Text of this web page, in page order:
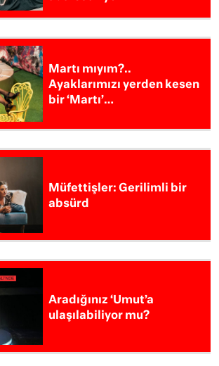
Martı mıyım?..
Ayaklarımızı yerden kesen
bir ‘Martı’…
Müfettişler: Gerilimli bir
absürd
Aradığınız ‘Umut’a
ulaşılabiliyor mu?